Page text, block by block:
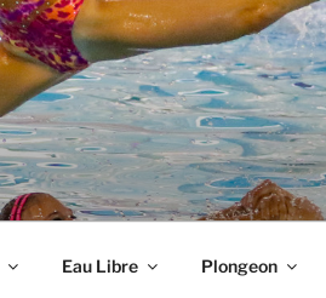
Eau Libre Plongeon